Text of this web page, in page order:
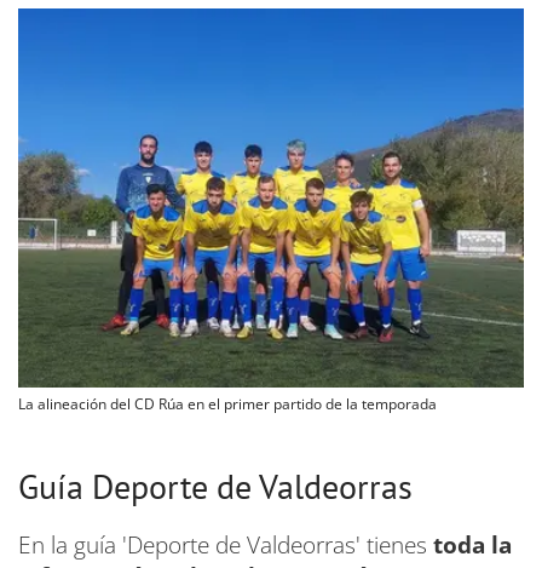
La alineación del CD Rúa en el primer partido de la temporada
Guía Deporte de Valdeorras
En la guía 'Deporte de Valdeorras' tienes toda la